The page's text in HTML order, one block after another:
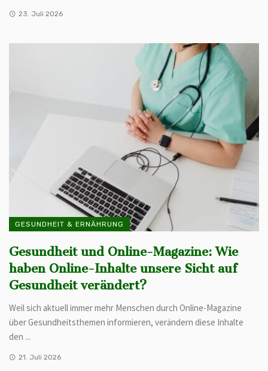
23. Juli 2026
GESUNDHEIT & ERNÄHRUNG
Gesundheit und Online-Magazine: Wie
haben Online-Inhalte unsere Sicht auf
Gesundheit verändert?
Weil sich aktuell immer mehr Menschen durch Online-Magazine
über Gesundheitsthemen informieren, verändern diese Inhalte
den ...
21. Juli 2026